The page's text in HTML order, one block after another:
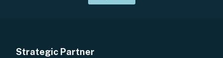
Strategic Partner